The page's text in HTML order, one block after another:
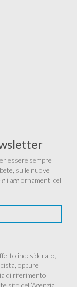
essere sempre
sulle nuove
aggiornamenti del
indesiderato,
oppure
di riferimento
sito dell’Agenzia